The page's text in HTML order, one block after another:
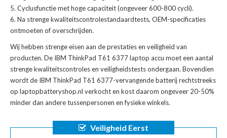
Cyclusfunctie met hoge capaciteit (ongeveer 600-800 cycli).
Na strenge kwaliteitscontrolestandaardtests, OEM-specificaties
ontmoeten of overschrijden.
Wij hebben strenge eisen aan de prestaties en veiligheid van
producten. De IBM ThinkPad T61 6377 laptop accu moet een aantal
strenge kwaliteitscontroles en veiligheidstests ondergaan. Bovendien
wordt de IBM ThinkPad T61 6377-vervangende batterijrechtstreeks
op laptopbatteryshop.nl verkocht en kost daarom ongeveer 20-50%
minder dan andere tussenpersonen en fysieke winkels.
Veiligheid Eerst